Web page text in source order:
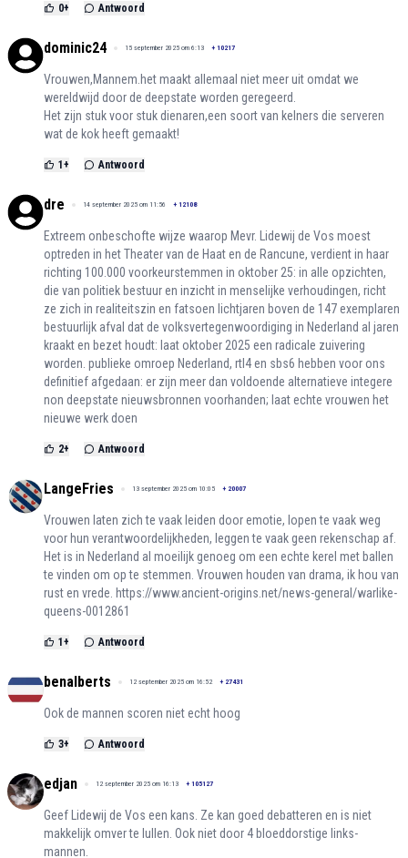
0+ Antwoord
dominic24 15 september 2025 om 6:13 + 10217
Vrouwen,Mannem.het maakt allemaal niet meer uit omdat we
wereldwijd door de deepstate worden geregeerd.
Het zijn stuk voor stuk dienaren,een soort van kelners die serveren
wat de kok heeft gemaakt!
1+ Antwoord
dre 14 september 2025 om 11:56 + 12108
Extreem onbeschofte wijze waarop Mevr. Lidewij de Vos moest
optreden in het Theater van de Haat en de Rancune, verdient in haar
richting 100.000 voorkeurstemmen in oktober 25: in alle opzichten,
die van politiek bestuur en inzicht in menselijke verhoudingen, richt
ze zich in realiteitszin en fatsoen lichtjaren boven de 147 exemplaren
bestuurlijk afval dat de volksvertegenwoordiging in Nederland al jaren
kraakt en bezet houdt: laat oktober 2025 een radicale zuivering
worden. publieke omroep Nederland, rtl4 en sbs6 hebben voor ons
definitief afgedaan: er zijn meer dan voldoende alternatieve integere
non deepstate nieuwsbronnen voorhanden; laat echte vrouwen het
nieuwe werk doen
2+ Antwoord
LangeFries 13 september 2025 om 10:05 + 20007
Vrouwen laten zich te vaak leiden door emotie, lopen te vaak weg
voor hun verantwoordelijkheden, leggen te vaak geen rekenschap af.
Het is in Nederland al moeilijk genoeg om een echte kerel met ballen
te vinden om op te stemmen. Vrouwen houden van drama, ik hou van
rust en vrede. https://www.ancient-origins.net/news-general/warlike-
queens-0012861
1+ Antwoord
benalberts 12 september 2025 om 16:52 + 27431
Ook de mannen scoren niet echt hoog
3+ Antwoord
edjan 12 september 2025 om 16:13 + 105127
Geef Lidewij de Vos een kans. Ze kan goed debatteren en is niet
makkelijk omver te lullen. Ook niet door 4 bloeddorstige links-
mannen.